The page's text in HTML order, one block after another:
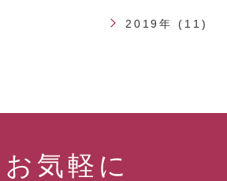
2019年 (11)
気軽に